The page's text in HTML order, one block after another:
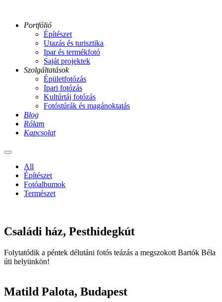
Portfólió
Építészet
Utazás és turisztika
Ipar és termékfotó
Saját projektek
Szolgáltatások
Épületfotózás
Ipari fotózás
Kultúrtáj fotózás
Fotóstúrák és magánoktatás
Blog
Rólam
Kapcsolat
Main
All
Építészet
Fotóalbumok
Természet
Családi ház, Pesthidegkút
Folytatódik a péntek délutáni fotós teázás a megszokott Bartók Béla
úti helyünkön!
Matild Palota, Budapest